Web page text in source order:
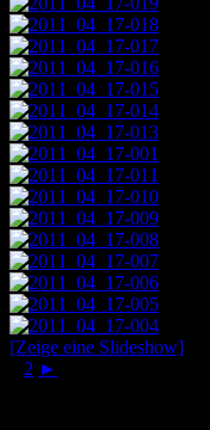
[Zeige eine Slideshow]
2 ►